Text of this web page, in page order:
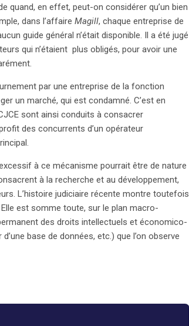
quand, en effet, peut-on considérer qu’un bien
dans l’affaire Magill, chaque entreprise de
guide général n’était disponible. Il a été jugé
qui n’étaient plus obligés, pour avoir une
par une entreprise de la fonction
un marché, qui est condamné. C’est en
sont ainsi conduits à consacrer
des concurrents d’un opérateur
à ce mécanisme pourrait être de nature
à la recherche et au développement,
L’histoire judiciaire récente montre toutefois
est somme toute, sur le plan macro-
des droits intellectuels et économico-
base de données, etc.) que l’on observe